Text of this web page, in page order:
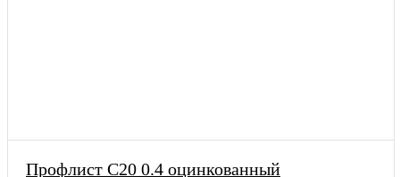
Профлист С20 0.4 оцинкованный